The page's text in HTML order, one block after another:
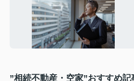
”相続不動産・空家”おすすめ記